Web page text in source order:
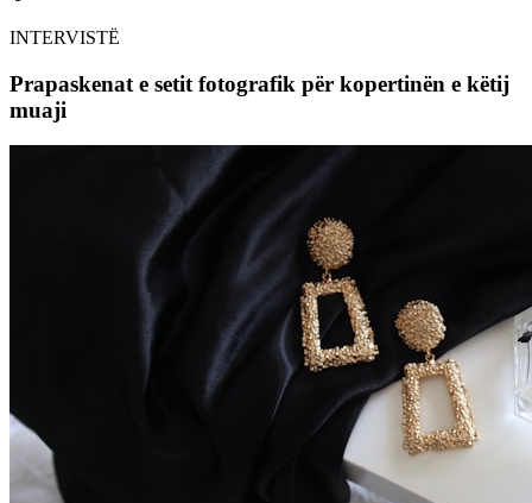
INTERVISTË
Prapaskenat e setit fotografik për kopertinën e këtij
muaji